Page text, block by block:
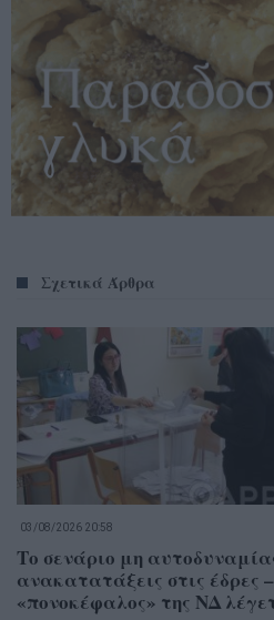
Σχετικά Άρθρα
03/08/2026 20:58
Το σενάριο μη
ανακατατάξεις στις έδρες
«πονοκέφαλος» της ΝΔ